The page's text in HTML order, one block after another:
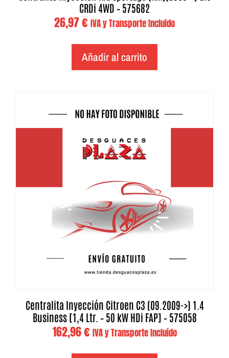
CRDi 4WD – 575682
26,97€ IVA y Transporte Incluido
Añadir al carrito
Centralita Inyección Citroen C3 (09.2009->) 1.4
Business [1,4 Ltr. – 50 kW HDi FAP] – 575058
162,96€ IVA y Transporte Incluido